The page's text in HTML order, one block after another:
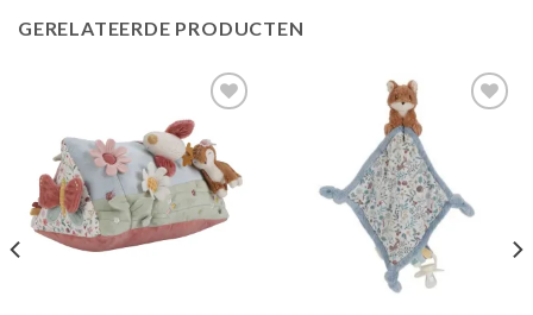
GERELATEERDE PRODUCTEN
Toevoegen
aan
verlanglijst
Toevoegen
verlanglijst